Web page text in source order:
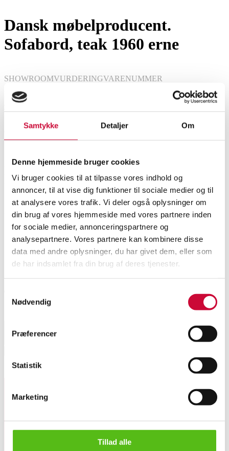
Samtykke Detaljer Om
Denne hjemmeside bruger cookies
Vi bruger cookies til at tilpasse vores indhold og
annoncer, til at vise dig funktioner til sociale medier og til
at analysere vores trafik. Vi deler også oplysninger om
din brug af vores hjemmeside med vores partnere inden
for sociale medier, annonceringspartnere og
analysepartnere. Vores partnere kan kombinere disse
data med andre oplysninger, du har givet dem, eller som
de har indsamlet fra din brug af deres tjenester.
Nødvendig
Præferencer
Statistik
Marketing
Tillad alle
Sofaborde, småborde
Dansk møbelproducent. Sofabord, teak 1960 erne
Dansk møbelproducent.
Sofabord, teak 1960 erne
SHOWROOM
Odense
VURDERINGVARENUMMER
Dansk møbelproducent. Sofabord/sidebord med kvadratisk plade af fineret
teak, stel af massivt teak. H. 52 cm, 54x54 cm. Fremstår med brugspor,
herunder revner samt rep. på et hjørne.
Denne vare er en del af følgende auktion
Ugeauktion lørdag
Select country
Tilmeld dig vores nyhedsbrev og modtag nyheder samt